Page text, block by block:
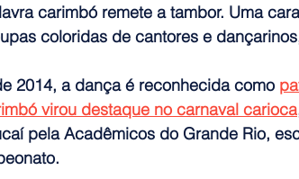
carimbó remete a tambor. Uma
coloridas de cantores e
2014, a dança é reconhecida como
virou destaque no carnaval carioca
pela Acadêmicos do Grande Rio,